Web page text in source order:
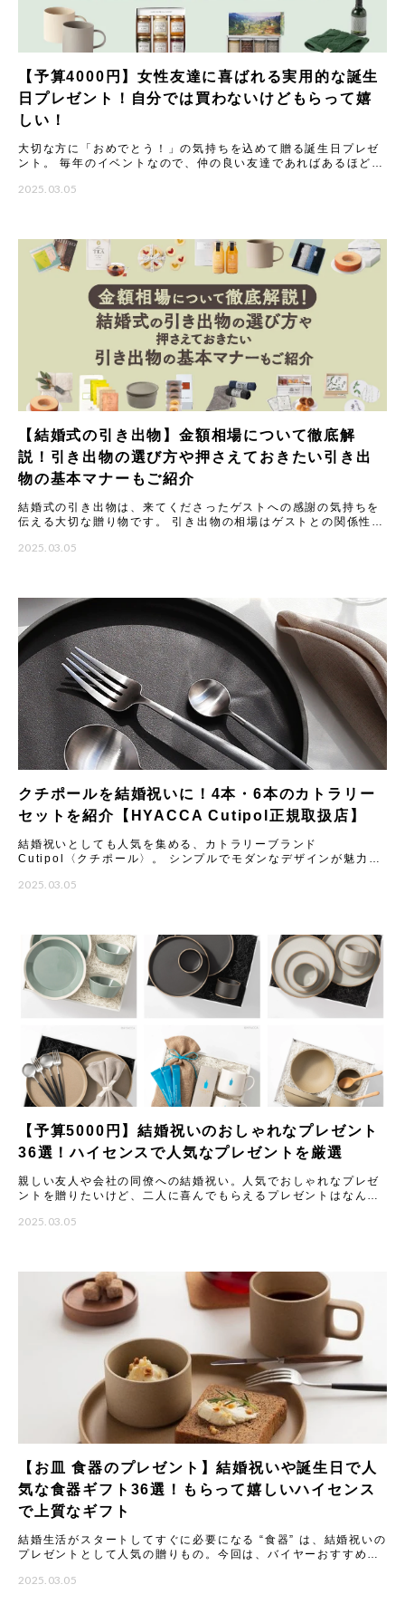
【予算4000円】女性友達に喜ばれる実用的な誕生
日プレゼント！自分では買わないけどもらって嬉
しい！
大切な方に「おめでとう！」の気持ちを込めて贈る誕生日プレゼ
ント。 毎年のイベントなので、仲の良い友達であればあるほど
はない
2025.03.05
【結婚式の引き出物】金額相場について徹底解
説！引き出物の選び方や押さえておきたい引き出
物の基本マナーもご紹介
結婚式の引き出物は、来てくださったゲストへの感謝の気持ちを
伝える大切な贈り物です。 引き出物の相場はゲストとの関係性に
物の
2025.03.05
クチポールを結婚祝いに！4本・6本のカトラリー
セットを紹介【HYACCA Cutipol正規取扱店】
結婚祝いとしても人気を集める、カトラリーブランド
Cutipol〈クチポール〉。 シンプルでモダンなデザインが魅力の
も話
2025.03.05
【予算5000円】結婚祝いのおしゃれなプレゼント
36選！ハイセンスで人気なプレゼントを厳選
親しい友人や会社の同僚への結婚祝い。人気でおしゃれなプレゼ
ントを贈りたいけど、二人に喜んでもらえるプレゼントはなんな
め
2025.03.05
【お皿 食器のプレゼント】結婚祝いや誕生日で人
気な食器ギフト36選！もらって嬉しいハイセンス
で上質なギフト
結婚生活がスタートしてすぐに必要になる “食器” は、結婚祝いの
プレゼントとして人気の贈りもの。今回は、バイヤーおすすめの
2025.03.05